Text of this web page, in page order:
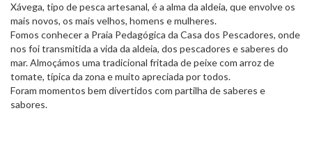
Xávega, tipo de pesca artesanal, é a alma da aldeia, que envolve os
mais novos, os mais velhos, homens e mulheres.
Fomos conhecer a Praia Pedagógica da Casa dos Pescadores, onde
nos foi transmitida a vida da aldeia, dos pescadores e saberes do
mar. Almoçámos uma tradicional fritada de peixe com arroz de
tomate, típica da zona e muito apreciada por todos.
Foram momentos bem divertidos com partilha de saberes e
sabores.